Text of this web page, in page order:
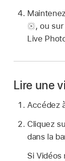
, ou
Live
Lire une
Accédez
Cliquez
dans la
Si Vidéos